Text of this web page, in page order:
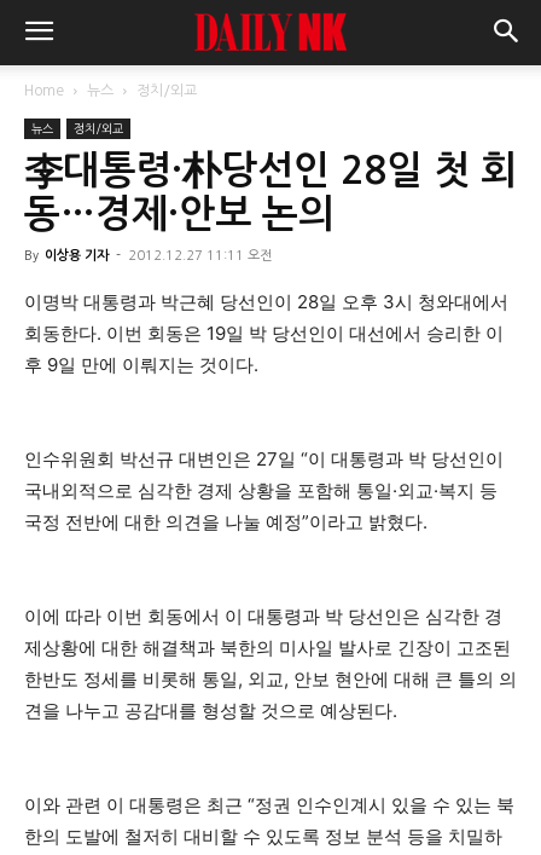
Home 뉴스 정치/외교
뉴스 정치/외교
李대통령·朴당선인 28일 첫 회
동…경제·안보 논의
By 이상용 기자 - 2012.12.27 11:11 오전
이명박 대통령과 박근혜 당선인이 28일 오후 3시 청와대에서
회동한다. 이번 회동은 19일 박 당선인이 대선에서 승리한 이
후 9일 만에 이뤄지는 것이다.
인수위원회 박선규 대변인은 27일 “이 대통령과 박 당선인이
국내외적으로 심각한 경제 상황을 포함해 통일·외교·복지 등
국정 전반에 대한 의견을 나눌 예정”이라고 밝혔다.
이에 따라 이번 회동에서 이 대통령과 박 당선인은 심각한 경
제상황에 대한 해결책과 북한의 미사일 발사로 긴장이 고조된
한반도 정세를 비롯해 통일, 외교, 안보 현안에 대해 큰 틀의 의
견을 나누고 공감대를 형성할 것으로 예상된다.
이와 관련 이 대통령은 최근 “정권 인수인계시 있을 수 있는 북
한의 도발에 철저히 대비할 수 있도록 정보 분석 등을 치밀하